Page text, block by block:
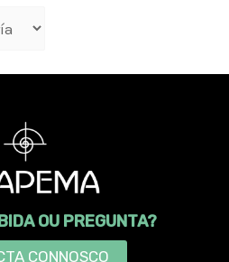
OU PREGUNTA?
CONNOSCO